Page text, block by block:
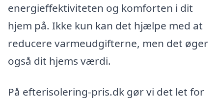
energieffektiviteten og komforten i dit
hjem på. Ikke kun kan det hjælpe med at
reducere varmeudgifterne, men det øger
også dit hjems værdi.
På efterisolering-pris.dk gør vi det let for